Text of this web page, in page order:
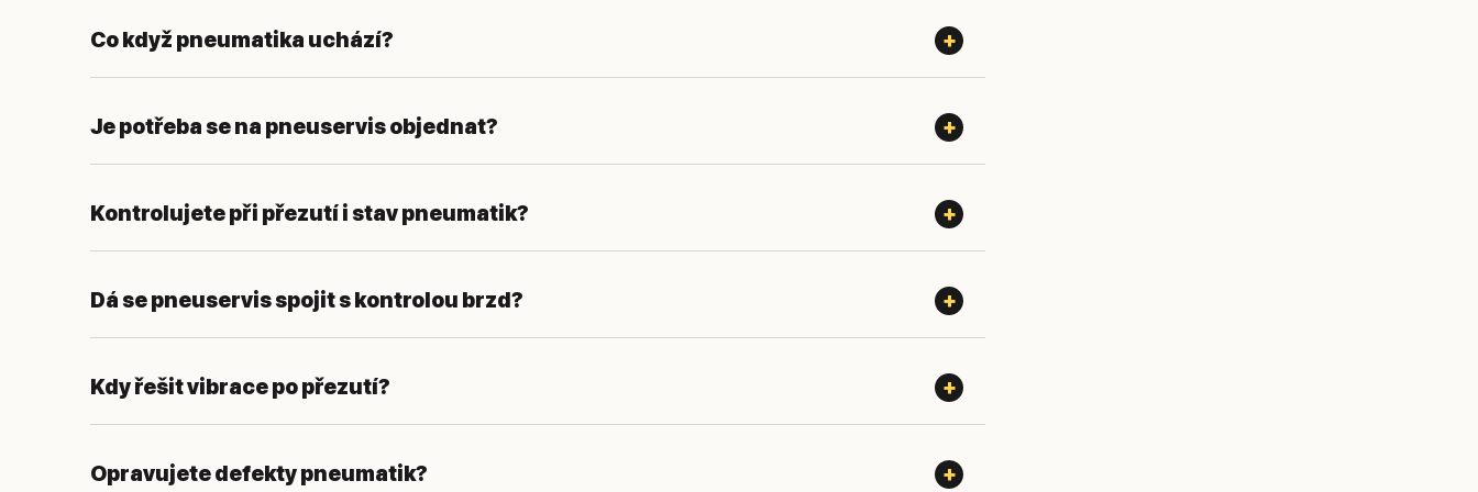
Co když pneumatika uchází?
Je potřeba se na pneuservis objednat?
Kontrolujete při přezutí i stav pneumatik?
Dá se pneuservis spojit s kontrolou brzd?
Kdy řešit vibrace po přezutí?
Opravujete defekty pneumatik?